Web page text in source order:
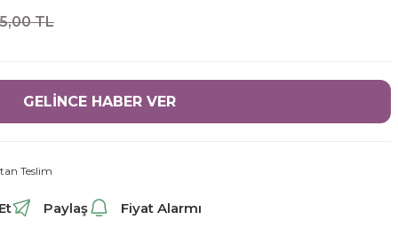
TL
GELİNCE HABER VER
Teslim
Paylaş Fiyat Alarmı